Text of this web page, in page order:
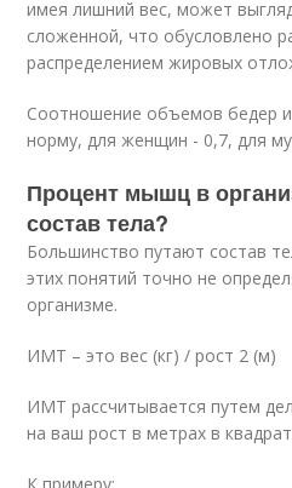
имея лишний вес, может
сложенной, что обусловлено
распределением жировых
Соотношение объемов бедер
норму, для женщин - 0,7, для
Процент мышц в
состав тела?
Большинство путают состав
этих понятий точно не
организме.
ИМТ – это вес (кг) / рост 2 (м)
ИМТ рассчитывается путем
на ваш рост в метрах в